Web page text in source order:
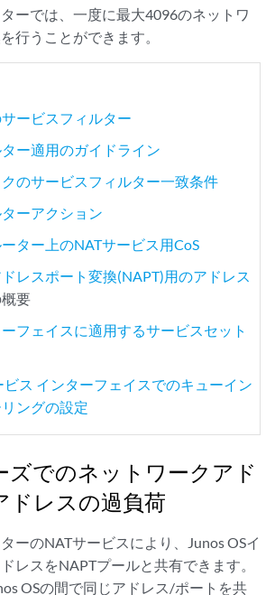
ーでは、一度に最大4096のネットワ
行うことができます。
ービスフィルター
ー適用のガイドライン
のサービスフィルター一致条件
ーアクション
ター上のNATサービス用CoS
レスポート変換(NAPT)用のアドレス
要
フェイスに適用するサービスセット
ビス インターフェイスでのキューイン
ングの設定
ズでのネットワークアド
ドレスの過負荷
ーのNATサービスにより、Junos OSイ
レスをNAPTプールと共有できます。
OSの間で同じアドレス/ポートを共